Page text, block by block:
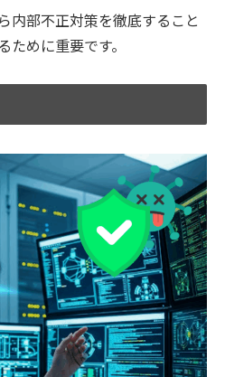
内部不正対策を徹底すること
めに重要です。